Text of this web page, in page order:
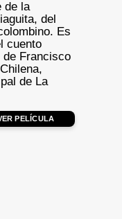
de la
del
Es
cuento
de Francisco
de La
PELÍCULA